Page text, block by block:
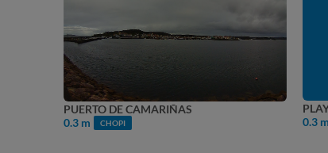
PLAYA DE CAMARIÑAS
0.3 m